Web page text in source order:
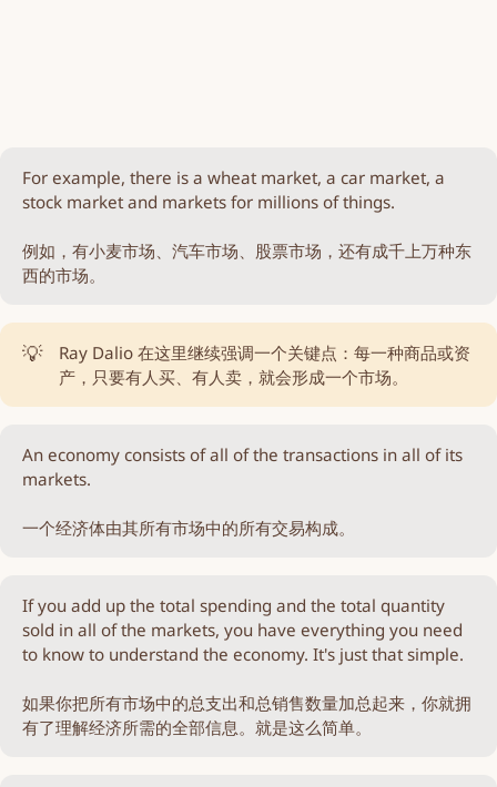
For example, there is a wheat market, a car market, a
stock market and markets for millions of things.
例如，有小麦市场、汽车市场、股票市场，还有成千上万种东
西的市场。
💡
Ray Dalio 在这里继续强调一个关键点：每一种商品或资
产，只要有人买、有人卖，就会形成一个市场。
An economy consists of all of the transactions in all of its
markets.
一个经济体由其所有市场中的所有交易构成。
If you add up the total spending and the total quantity
sold in all of the markets, you have everything you need
to know to understand the economy. It's just that simple.
如果你把所有市场中的总支出和总销售数量加总起来，你就拥
有了理解经济所需的全部信息。就是这么简单。